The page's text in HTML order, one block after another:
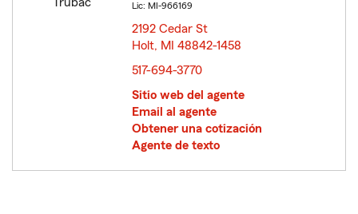
Lic: MI-966169
2192 Cedar St
Holt, MI 48842-1458
517-694-3770
Sitio web del agente
Email al agente
Obtener una cotización
Agente de texto